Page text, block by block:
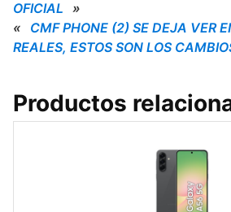
OFICIAL »
«
CMF PHONE (2) SE DEJA VER
REALES, ESTOS SON LOS
Productos